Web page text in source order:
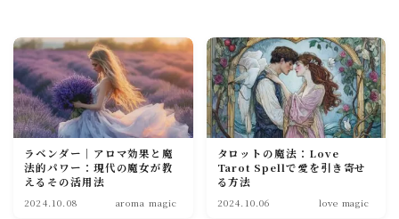
love magic
Rituals
self love
soulmate
ラベンダー｜アロマ効果と魔
法的パワー：現代の魔女が教
えるその活用法
2024.10.08 aroma magic
タロットの魔法：Love
Tarot Spellで愛を引き寄せ
る方法
2024.10.06 love magic